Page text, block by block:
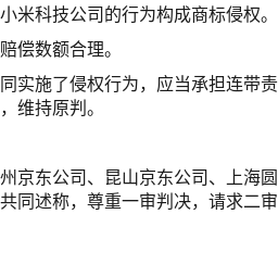
米科技公司的行为构成商标侵权。
偿数额合理。
实施了侵权行为，应当承担连带责
维持原判。
京东公司、昆山京东公司、上海圆
同述称，尊重一审判决，请求二审